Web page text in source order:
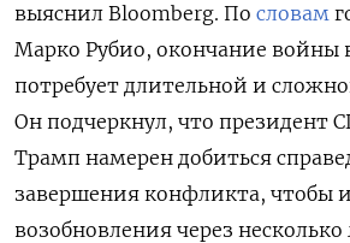
выяснил Bloomberg. По словам
Марко Рубио, окончание войны
потребует длительной и
Он подчеркнул, что президент
Трамп намерен добиться
завершения конфликта, чтобы
возобновления через